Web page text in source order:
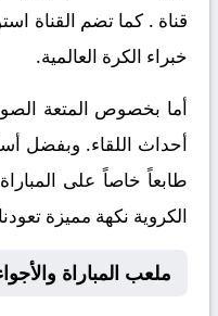
قناة . كما تضم القناة
خبراء الكرة العالمية.
أما بخصوص المتعة
أحداث اللقاء. وبفضل
طابعاً خاصاً على
الكروية نكهة مميزة
ملعب المباراة